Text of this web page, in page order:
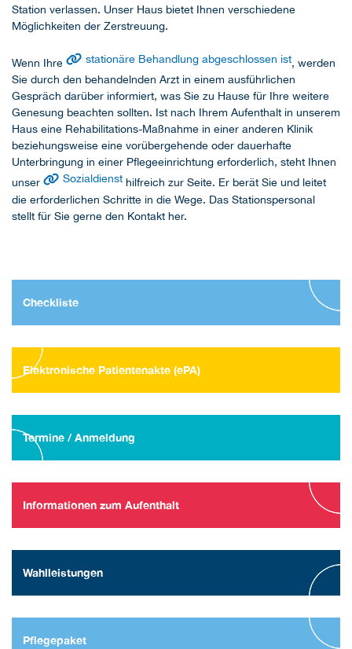
Station verlassen. Unser Haus bietet Ihnen verschiedene
Möglichkeiten der Zerstreuung.
Wenn Ihre stationäre Behandlung abgeschlossen ist, werden
Sie durch den behandelnden Arzt in einem ausführlichen
Gespräch darüber informiert, was Sie zu Hause für Ihre weitere
Genesung beachten sollten. Ist nach Ihrem Aufenthalt in unserem
Haus eine Rehabilitations-Maßnahme in einer anderen Klinik
beziehungsweise eine vorübergehende oder dauerhafte
Unterbringung in einer Pflegeeinrichtung erforderlich, steht Ihnen
unser
Sozialdienst hilfreich zur Seite. Er berät Sie und leitet
die erforderlichen Schritte in die Wege. Das Stationspersonal
stellt für Sie gerne den Kontakt her.
Checkliste
Elektronische Patientenakte (ePA)
Termine / Anmeldung
Informationen zum Aufenthalt
Wahlleistungen
Pflegepaket